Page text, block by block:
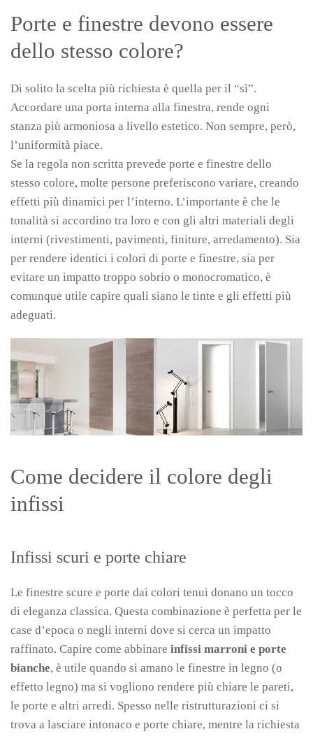
Porte e finestre devono essere
dello stesso colore?
Di solito la scelta più richiesta è quella per il “sì”.
Accordare una porta interna alla finestra, rende ogni
stanza più armoniosa a livello estetico. Non sempre, però,
l’uniformità piace.
Se la regola non scritta prevede porte e finestre dello
stesso colore, molte persone preferiscono variare, creando
effetti più dinamici per l’interno. L’importante è che le
tonalità si accordino tra loro e con gli altri materiali degli
interni (rivestimenti, pavimenti, finiture, arredamento). Sia
per rendere identici i colori di porte e finestre, sia per
evitare un impatto troppo sobrio o monocromatico, è
comunque utile capire quali siano le tinte e gli effetti più
adeguati.
Come decidere il colore degli
infissi
Infissi scuri e porte chiare
Le finestre scure e porte dai colori tenui donano un tocco
di eleganza classica. Questa combinazione è perfetta per le
case d’epoca o negli interni dove si cerca un impatto
raffinato. Capire come abbinare infissi marroni e porte
bianche, è utile quando si amano le finestre in legno (o
effetto legno) ma si vogliono rendere più chiare le pareti,
le porte e altri arredi. Spesso nelle ristrutturazioni ci si
trova a lasciare intonaco e porte chiare, mentre la richiesta